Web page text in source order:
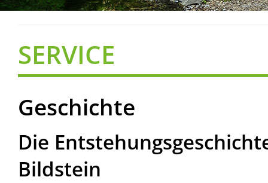
SERVICE
Geschichte
Die
Bildstein